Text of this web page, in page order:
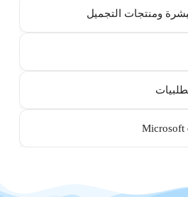
ومنتجات التجميل